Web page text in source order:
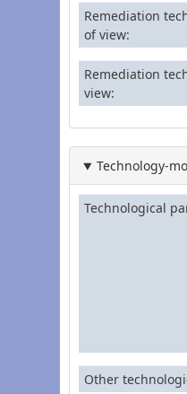
Remediation
of view
Remediation
view
Technology-
Technological
Other